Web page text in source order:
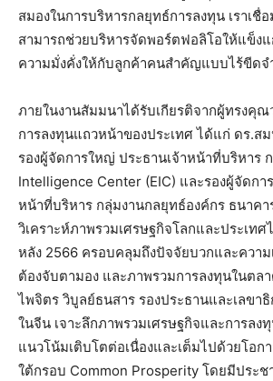
สมองในการบริหารกลยุทธ์การลงทุน เราเชื่
สามารถช่วยบริหารจัดพอร์ตฟอลิโอให้แข็ง
ความมั่งคั่งให้กับลูกค้าคนสำคัญแบบไร้ขีดจ
ภายในงานสัมมนาได้รับเกียรติจากผู้ทรงคุณ
การลงทุนแถวหน้าของประเทศ ได้แก่ ดร.ส
รองผู้จัดการใหญ่ ประธานเจ้าหน้าที่บริหาร
Intelligence Center (EIC) และรองผู้จัดกา
หน้าที่บริหาร กลุ่มงานกลยุทธ์องค์กร ธนาค
วิเคราะห์ภาพรวมเศรษฐกิจโลกและประเท
หลัง 2566 ครอบคลุมถึงปัจจัยบวกและความ
ต้องจับตามอง และภาพรวมการลงทุนในตล
ไพจิตร วิบูลย์ธนสาร รองประธานและเลขา
ในจีน เจาะลึกภาพรวมเศรษฐกิจและการลง
แนวโน้มเติบโตต่อเนื่องและเต็มไปด้วยโอก
ใต้กรอบ Common Prosperity โดยมีประช